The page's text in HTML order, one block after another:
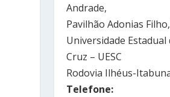
Andrade,
Pavilhão Adonias
Universidade Estadual
Cruz – UESC
Rodovia Ilhéus-
Telefone: